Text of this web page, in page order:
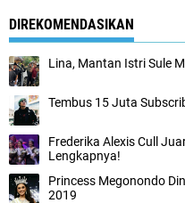
DIREKOMENDASIKAN
Lina, Mantan Istri Sule
Tembus 15 Juta
Frederika Alexis Cull
Lengkapnya!
Princess Megonondo
2019